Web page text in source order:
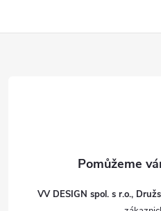
VV DESIGN spol. s r.o.,